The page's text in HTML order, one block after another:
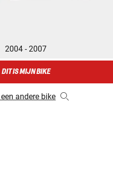
2004 - 2007
DIT IS MIJN BIKE
andere bike